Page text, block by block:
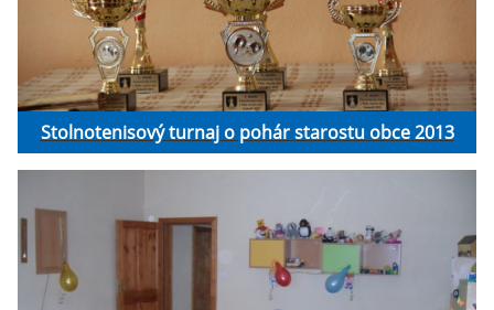
Stolnotenisový turnaj o pohár starostu obce 2013